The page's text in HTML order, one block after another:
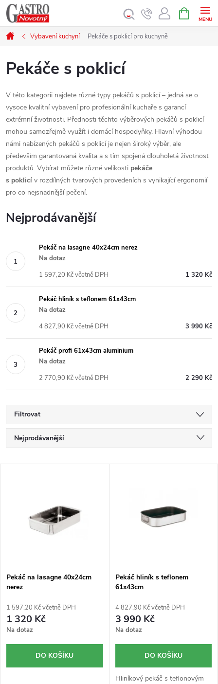
Přejít
na
obsah
NÁKUPNÍ
KOŠÍK
DomůVybavení kuchyní Pekáče s poklicí pro kuchyně
Pekáče s poklicí
V této kategorii najdete různé typy pekáčů s poklicí – jedná se o
vysoce kvalitní vybavení pro profesionální kuchaře s garancí
extrémní životnosti. Přednosti těchto výběrových pekáčů s poklicí
mohou samozřejmě využít i domácí hospodyňky. Hlavní výhodou
námi nabízených pekáčů s poklicí je nejen široký výběr, ale
především garantovaná kvalita a s tím spojená dlouholetá životnost
produktů. Vybírat můžete různé velikosti pekáče
s poklicí v rozdílných tvarových provedeních s vynikající ergonomií
pro co nejsnadnější pečení.
Nejprodávanější
Pekáč na lasagne 40x24cm nerez
Na dotaz
1 320 Kč
1 597,20 Kč včetně DPH
Pekáč hliník s teflonem 61x43cm
Na dotaz
3 990 Kč
4 827,90 Kč včetně DPH
Pekáč profi 61x43cm aluminium
Na dotaz
2 290 Kč
2 770,90 Kč včetně DPH
Filtrovat
a
o
d
u
k
t
ů
Nejprodávanější
r
o
d
u
k
t
Pekáč na lasagne 40x24cm
nerez
1 597,20 Kč včetně DPH
1 320 Kč
Na dotaz
DO KOŠÍKU
Pekáč hliník s teflonem
61x43cm
4 827,90 Kč včetně DPH
3 990 Kč
Na dotaz
DO KOŠÍKU
Hliníkový pekáč s teflonovým